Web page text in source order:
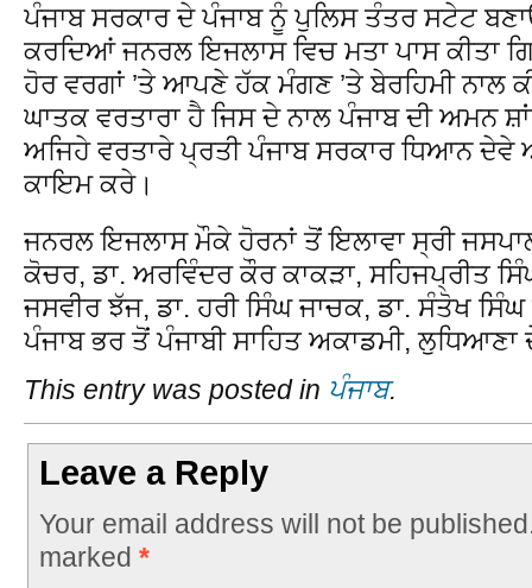
ਪੰਜਾਬ ਸਰਕਾਰ ਦੇ ਪੰਜਾਬ ਨੂੰ ਪੁਲਿਸ ਤੰਤਰ ਸਟੇਟ
ਕਰਦਿਆਂ ਜਨਰਲ ਇਜਲਾਸ ਵਿਚ ਮਤਾ ਪਾਸ ਕੀਤਾ
ਹੋਰ ਵਰਗਾਂ ’ਤੇ ਆਪਣੇ ਹੱਕ ਮੰਗਣ ’ਤੇ ਬੇਰਹਿਮੀ ਨਾਲ
ਘਾਤਕ ਵਰਤਾਰਾ ਹੈ ਜਿਸ ਦੇ ਨਾਲ ਪੰਜਾਬ ਦੀ ਅਮਨ
ਅਜਿਹੇ ਵਰਤਾਰੇ ਪ੍ਰਤੀ ਪੰਜਾਬ ਸਰਕਾਰ ਧਿਆਨ ਦੇਵੇ
ਕਾਇਮ ਕਰੇ।
ਜਨਰਲ ਇਜਲਾਸ ਮੌਕੇ ਹੋਰਨਾਂ ਤੋਂ ਇਲਾਵਾ ਸ੍ਰੀ
ਕੋਚਰ, ਡਾ. ਅਰਵਿੰਦਰ ਕੌਰ ਕਾਕੜਾ, ਸਹਿਜਪ੍ਰੀਤ
ਜਸਵੀਰ ਝੱਜ, ਡਾ. ਹਰੀ ਸਿੰਘ ਜਾਚਕ, ਡਾ. ਸੰਤੋਖ
ਪੰਜਾਬ ਭਰ ਤੋਂ ਪੰਜਾਬੀ ਸਾਹਿਤ ਅਕਾਡਮੀ,
This entry was posted in ਪੰਜਾਬ.
Leave a Reply
Your email address will not be
marked *